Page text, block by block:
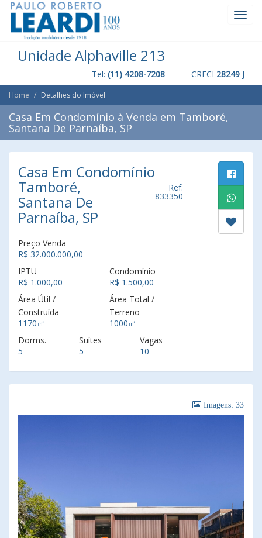
Unidade Alphaville 213
Tel: (11) 4208-7208 - CRECI 28249 J
Home Detalhes do Imóvel
Casa Em Condomínio à Venda em Tamboré,
Santana De Parnaíba, SP
Casa Em Condomínio
Tamboré,
Santana De
Parnaíba, SP
Ref:
833350
Preço Venda
R$ 32.000.000,00
IPTU
R$ 1.000,00
Condomínio
R$ 1.500,00
Área Útil /
Construída
1170㎡
Área Total /
Terreno
1000㎡
Dorms.
5
Suítes
5
Vagas
10
Imagens: 33